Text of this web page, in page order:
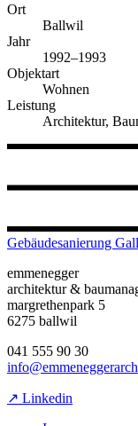
Ort
Ballwil
Jahr
1992–1993
Objektart
Wohnen
Leistung
Architektur,
Gebäudesanierung
emmenegger
architektur &
margrethenpark 5
6275 ballwil
041 555 90 30
↗ Linkedin